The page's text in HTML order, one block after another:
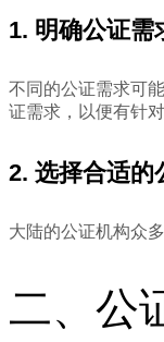
1. 明确公证需
不同的公证需求可
证需求，以便有针
2. 选择合适的
大陆的公证机构众
二、公